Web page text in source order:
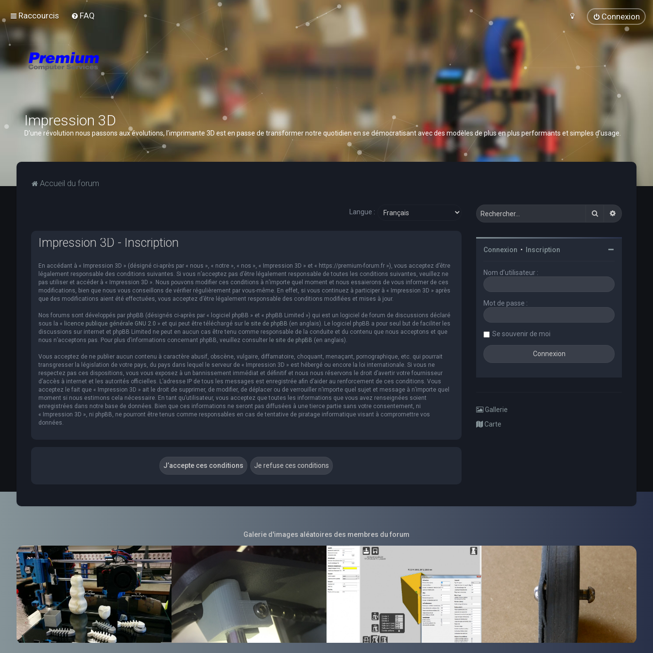
Raccourcis FAQ Connexion
Impression 3D
D’une révolution nous passons aux évolutions, l’imprimante 3D est en passe de transformer notre quotidien en se démocratisant avec des modèles de plus en plus performants et simples d’usage.
Accueil du forum
Langue :
Impression 3D - Inscription
En accédant à « Impression 3D » (désigné ci-après par « nous », « notre », « nos », « Impression 3D » et « https://premium-forum.fr »), vous acceptez d’être
légalement responsable des conditions suivantes. Si vous n’acceptez pas d’être légalement responsable de toutes les conditions suivantes, veuillez ne
pas utiliser et accéder à « Impression 3D ». Nous pouvons modifier ces conditions à n’importe quel moment et nous essaierons de vous informer de ces
modifications, bien que nous vous conseillons de vérifier régulièrement par vous-même. En effet, si vous continuez à participer à « Impression 3D » après
que des modifications aient été effectuées, vous acceptez d’être légalement responsable des conditions modifiées et mises à jour.
Nos forums sont développés par phpBB (désignés ci-après par « logiciel phpBB » et « phpBB Limited ») qui est un logiciel de forum de discussions déclaré
sous la « licence publique générale GNU 2.0 » et qui peut être téléchargé sur le site de phpBB (en anglais). Le logiciel phpBB a pour seul but de faciliter les
discussions sur internet et phpBB Limited ne peut en aucun cas être tenu comme responsable de la conduite et du contenu que nous acceptons et que
nous n’acceptons pas. Pour plus d’informations concernant phpBB, veuillez consulter le site de phpBB (en anglais).
Vous acceptez de ne publier aucun contenu à caractère abusif, obscène, vulgaire, diffamatoire, choquant, menaçant, pornographique, etc. qui pourrait
transgresser la législation de votre pays, du pays dans lequel le serveur de « Impression 3D » est hébergé ou encore la loi internationale. Si vous ne
respectez pas ces dispositions, vous vous exposez à un bannissement immédiat et définitif et nous nous réservons le droit d’avertir votre fournisseur
d’accès à internet et les autorités officielles. L’adresse IP de tous les messages est enregistrée afin d’aider au renforcement de ces conditions. Vous
acceptez le fait que « Impression 3D » ait le droit de supprimer, de modifier, de déplacer ou de verrouiller n’importe quel sujet et message à n’importe quel
moment si nous estimons cela nécessaire. En tant qu’utilisateur, vous acceptez que toutes les informations que vous avez renseignées soient
enregistrées dans notre base de données. Bien que ces informations ne seront pas diffusées à une tierce partie sans votre consentement, ni
« Impression 3D », ni phpBB, ne pourront être tenus comme responsables en cas de tentative de piratage informatique visant à compromettre vos
données.
Rechercher
Connexion • Inscription
Nom d’utilisateur :
Mot de passe :
Se souvenir de moi
Gallerie
Carte
Galerie d'images aléatoires des membres du forum